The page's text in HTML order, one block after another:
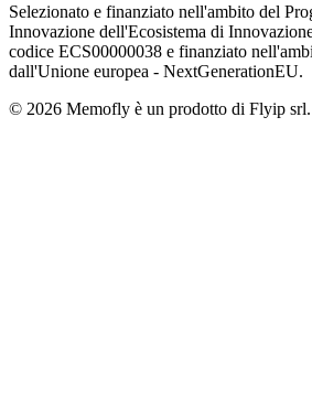
Selezionato e finanziato nell'ambito del
Innovazione dell'Ecosistema di
codice ECS00000038 e finanziato
dall'Unione europea - NextGenerationEU.
© 2026 Memofly è un prodotto di Flyip